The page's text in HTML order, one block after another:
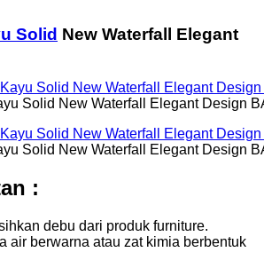
Solid New Waterfall Elegant
Solid New Waterfall Elegant Design
Solid New Waterfall Elegant Design
:
debu dari produk furniture.
air berwarna atau zat kimia berbentuk